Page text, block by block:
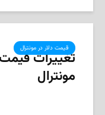
قیمت دلار در مونترال
تغییرات قیمت
مونترال